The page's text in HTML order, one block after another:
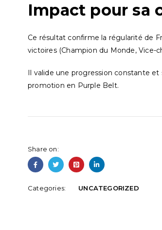
Impact pour sa
Ce résultat confirme la régularité de
victoires (Champion du Monde, Vice-
Il valide une progression constante
promotion en Purple Belt.
Share on:
Categories: UNCATEGORIZED